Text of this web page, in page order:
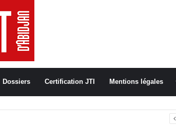
Dossiers Certification JTI Mentions légales